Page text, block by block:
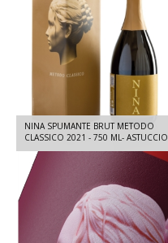
NINA SPUMANTE BRUT METODO
CLASSICO 2021 - 750 ML- ASTUCCIO